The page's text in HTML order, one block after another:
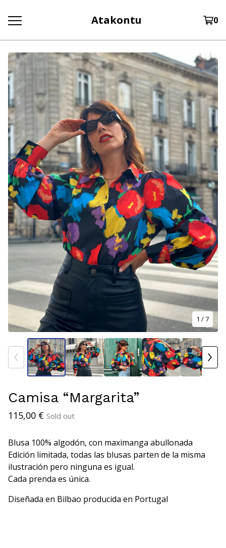
Atakontu 0
1 / 7
Camisa “Margarita”
115,00 € Sold out
Blusa 100% algodón, con maximanga abullonada
Edición limitada, todas las blusas parten de la misma
ilustración pero ninguna es igual.
Cada prenda es única.
Diseñada en Bilbao producida en Portugal